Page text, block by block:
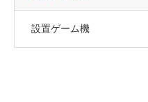
設置ゲーム機